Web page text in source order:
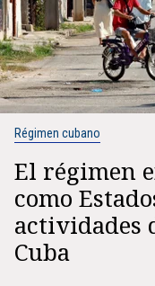
Régimen cubano
El régimen
como
actividades
Cuba